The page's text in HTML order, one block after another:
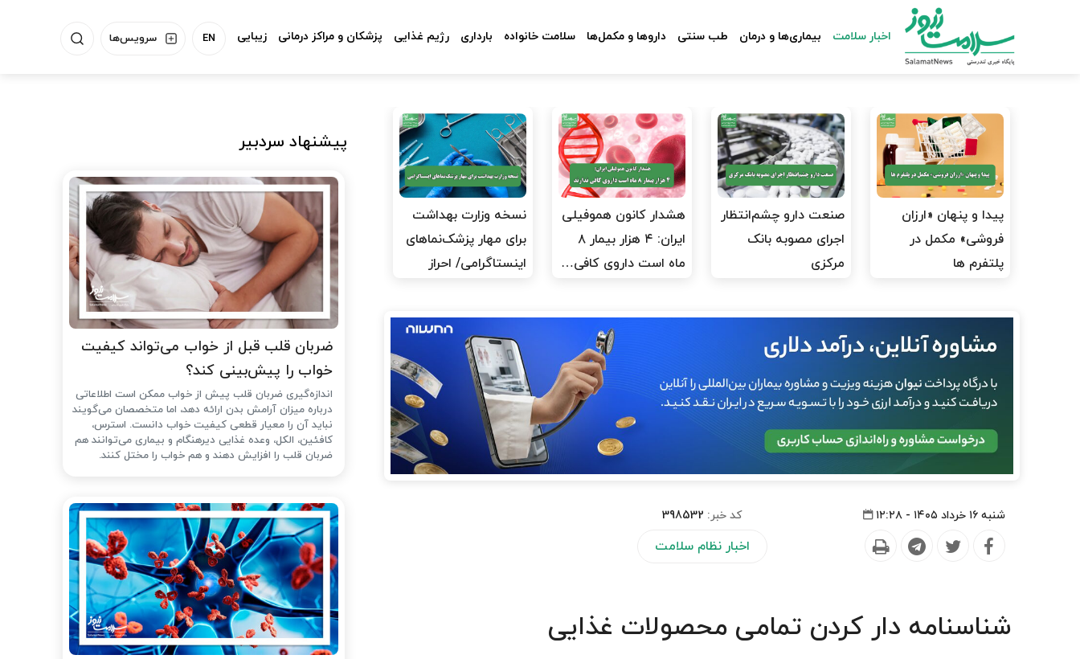
سرویس‌ها EN اخبار سلامت بیماری‌ها و درمان طب سنتی داروها و مکمل‌ها سلامت خانواده بارداری رژیم غذایی پزشکان و مراکز درمانی زیبایی
پیدا و پنهان «ارزان
فروشی» مکمل در
پلتفرم ها
صنعت دارو چشم‌انتظار
اجرای مصوبه بانک
مرکزی
هشدار کانون هموفیلی
ایران: ۴ هزار بیمار ۸
ماه است داروی کافی…
نسخه وزارت بهداشت
برای مهار پزشک‌نماهای
اینستاگرامی/ احراز
شنبه ۱۶ خرداد ۱۴۰۵ - ۱۲:۲۸ کد خبر: 398532
اخبار نظام سلامت
شناسنامه دار کردن تمامی محصولات غذایی
پیشنهاد سردبیر
ضربان قلب قبل از خواب می‌تواند کیفیت
خواب را پیش‌بینی کند؟
اندازه‌گیری ضربان قلب پیش از خواب ممکن است اطلاعاتی
درباره میزان آرامش بدن ارائه دهد، اما متخصصان می‌گویند
نباید آن را معیار قطعی کیفیت خواب دانست. استرس،
کافئین، الکل، وعده غذایی دیرهنگام و بیماری می‌توانند هم
ضربان قلب را افزایش دهند و هم خواب را مختل کنند.